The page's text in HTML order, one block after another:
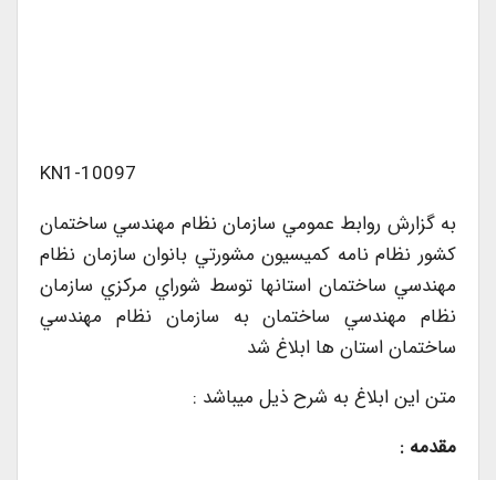
KN1-10097
به گزارش روابط عمومي سازمان نظام مهندسي ساختمان
كشور نظام نامه كميسيون مشورتي بانوان سازمان نظام
مهندسي ساختمان استانها توسط شوراي مركزي سازمان
نظام مهندسي ساختمان به سازمان نظام مهندسي
ساختمان استان ها ابلاغ شد
متن اين ابلاغ به شرح ذيل ميباشد :
مقدمه :